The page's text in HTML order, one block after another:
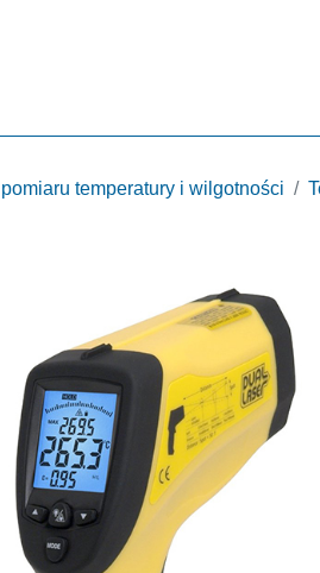
temperatury i wilgotności